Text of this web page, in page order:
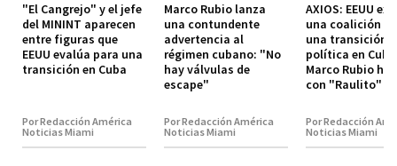
"El Cangrejo" y el jefe
del MININT aparecen
entre figuras que
EEUU evalúa para una
transición en Cuba
Por Redacción América
Noticias Miami
Marco Rubio lanza
una contundente
advertencia al
régimen cubano: "No
hay válvulas de
escape"
Por Redacción América
Noticias Miami
AXIOS: EEUU
una coalición
una transición
política en
Marco Rubio
con "Raulito"
Por Redacción
Noticias Miami